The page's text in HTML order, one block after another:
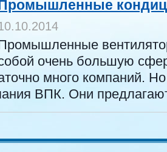
очень большую
много компаний.
ВПК. Они